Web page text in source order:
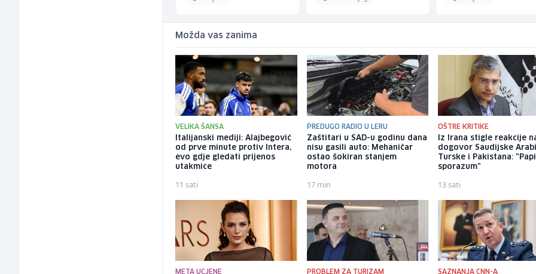
Možda vas zanima
VELIKA ŠANSA
Italijanski mediji: Alajbegović
od prve minute protiv Intera,
evo gdje gledati prijenos
utakmice
11 sati
PREDUGO RADIO U LERU
Zaštitari u SAD-u godinu dana
nisu gasili auto: Mehaničar
ostao šokiran stanjem
motora
17 min
OŠTRE KRITIKE
Iz Irana stigle reakcije
dogovor Saudijske
Turske i Pakistana:
sporazum"
13 sati
META UCJENE PROBLEM ZA TURIZAM SAZNANJA CNN-A